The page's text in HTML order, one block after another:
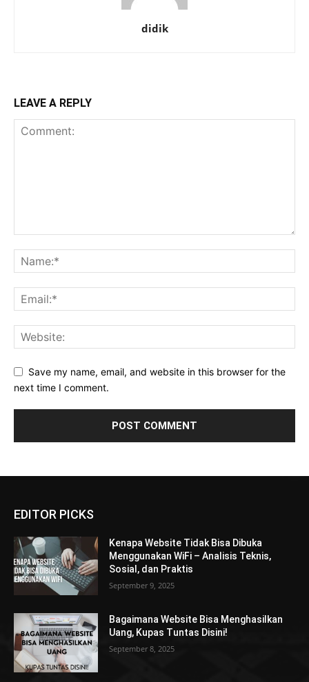
didik
LEAVE A REPLY
Save my name, email, and website in this browser for the
next time I comment.
EDITOR PICKS
Kenapa Website Tidak Bisa Dibuka
Menggunakan WiFi – Analisis Teknis,
Sosial, dan Praktis
September 9, 2025
Bagaimana Website Bisa Menghasilkan
Uang, Kupas Tuntas Disini!
September 8, 2025